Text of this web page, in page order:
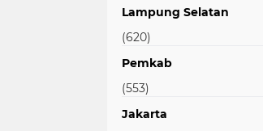
Lampung Selatan
(620)
Pemkab
(553)
Jakarta